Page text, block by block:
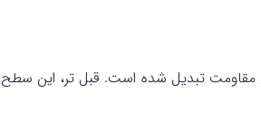
تبدیل شده است. قبل تر، این سطح